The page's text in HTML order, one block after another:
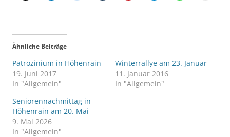
Ähnliche Beiträge
Patrozinium in Höhenrain
19. Juni 2017
In "Allgemein"
Winterrallye am 23. Januar
11. Januar 2016
In "Allgemein"
Seniorennachmittag in
Höhenrain am 20. Mai
9. Mai 2026
In "Allgemein"